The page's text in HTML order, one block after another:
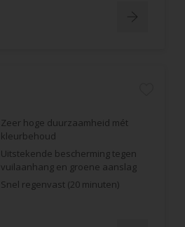
Zeer hoge duurzaamheid mét
kleurbehoud
Uitstekende bescherming tegen
vuilaanhang en groene aanslag
Snel regenvast (20 minuten)